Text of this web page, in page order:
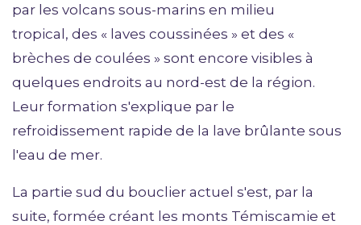
par les volcans sous-marins en milieu
tropical, des « laves coussinées » et des «
brèches de coulées » sont encore visibles à
quelques endroits au nord-est de la région.
Leur formation s'explique par le
refroidissement rapide de la lave brûlante sous
l'eau de mer.
La partie sud du bouclier actuel s'est, par la
suite, formée créant les monts Témiscamie et